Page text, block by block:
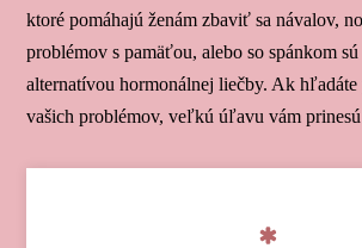
ktoré pomáhajú ženám zbaviť sa návalov,
problémov s pamäťou, alebo so spánkom
alternatívou hormonálnej liečby. Ak hľadáte
vašich problémov, veľkú úľavu vám